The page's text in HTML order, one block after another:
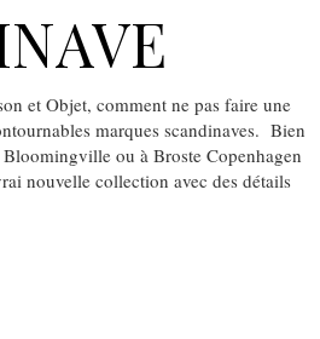
et Objet, comment ne pas faire une
marques scandinaves. Bien
ou à Broste Copenhagen
nouvelle collection avec des détails